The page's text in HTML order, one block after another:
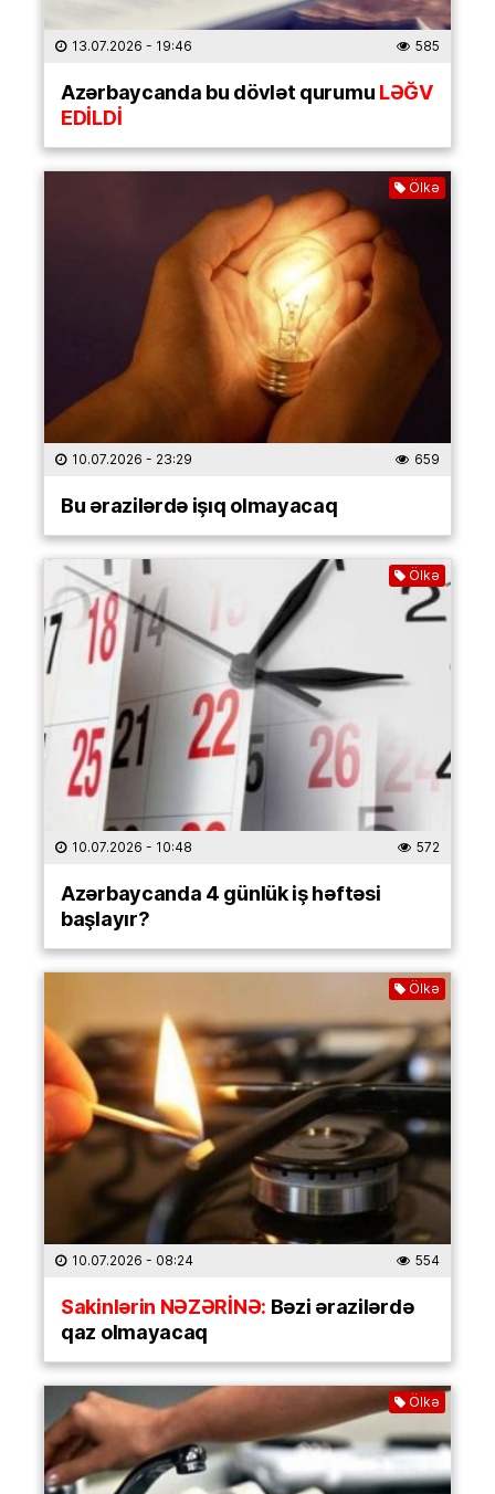
13.07.2026 - 19:46 585
Azərbaycanda bu dövlət qurumuLƏĞV
EDİLDİ
Ölkə
10.07.2026 - 23:29 659
Bu ərazilərdə işıq olmayacaq
Ölkə
10.07.2026 - 10:48 572
Azərbaycanda 4 günlük iş həftəsi
başlayır?
Ölkə
10.07.2026 - 08:24 554
Sakinlərin NƏZƏRİNƏ: Bəzi ərazilərdə
qaz olmayacaq
Ölkə